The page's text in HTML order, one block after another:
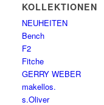
KOLLEKTIONEN
NEUHEITEN
Bench
F2
Fitche
GERRY WEBER
makellos.
s.Oliver